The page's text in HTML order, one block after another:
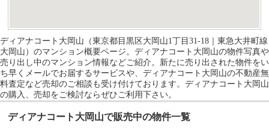
ディアナコート大岡山（東京都目黒区大岡山1丁目31-18｜東急大井町線
大岡山）のマンション概要ページ。ディアナコート大岡山の物件写真や
売り出し中のマンション情報などご紹介。新たに売り出された物件をい
ち早くメールでお届するサービスや、ディアナコート大岡山の不動産無
料査定など売却のご相談も受け付けております。ディアナコート大岡山
の購入、売却をご検討ならぜひご利用下さい。
ディアナコート大岡山で販売中の物件一覧